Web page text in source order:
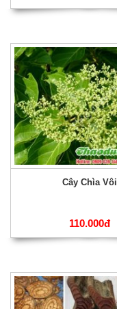
Cây Chìa Vôi
110.000đ